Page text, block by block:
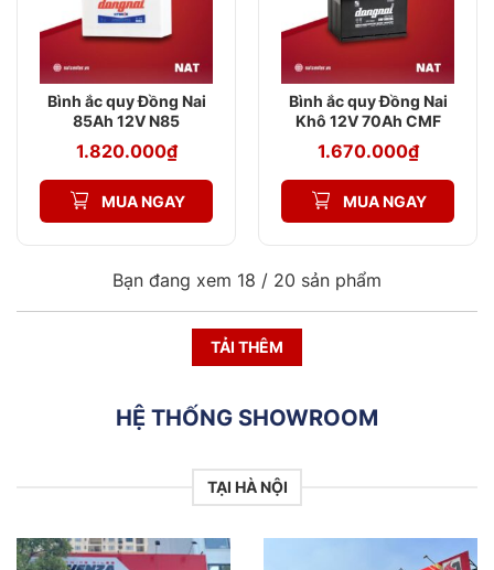
Bình ắc quy Đồng Nai
85Ah 12V N85
1.820.000₫
MUA NGAY
Bình ắc quy Đồng Nai
Khô 12V 70Ah CMF
80D26L
1.670.000₫
MUA NGAY
Bạn đang xem 18 / 20 sản phẩm
TẢI THÊM
HỆ THỐNG SHOWROOM
TẠI HÀ NỘI